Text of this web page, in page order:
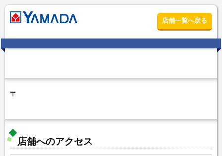
店舗一覧へ戻る
〒
店舗へのアクセス